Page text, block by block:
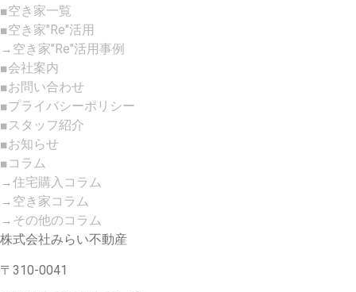
■空き家一覧
■空き家"Re"活用
→空き家"Re"活用事例
■会社案内
■お問い合わせ
■プライバシーポリシー
■スタッフ紹介
■お知らせ
■コラム
→住宅購入コラム
→空き家コラム
→その他のコラム
株式会社みらい不動産
〒310-0041